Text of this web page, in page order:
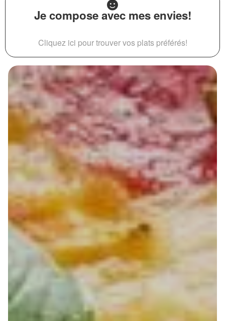
Je compose avec mes envies!
Cliquez ici pour trouver vos plats préférés!